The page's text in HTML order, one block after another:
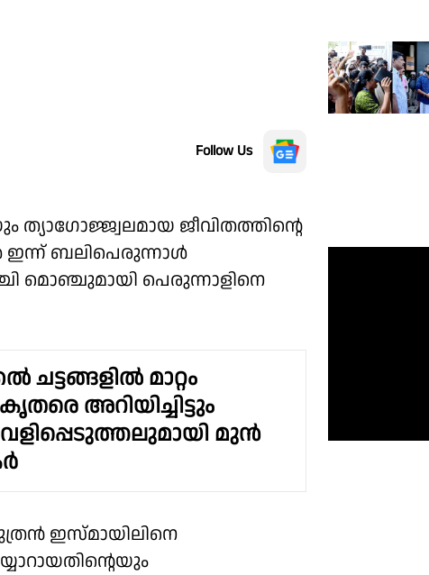
Follow Us
ജീവിതത്തിൻ്റെ
ബലിപെരുന്നാൾ
പെരുന്നാളിനെ
ചട്ടങ്ങളില്‍ മാറ്റം
അറിയിച്ചിട്ടും
മുന്‍
ഇസ്മായിലിനെ